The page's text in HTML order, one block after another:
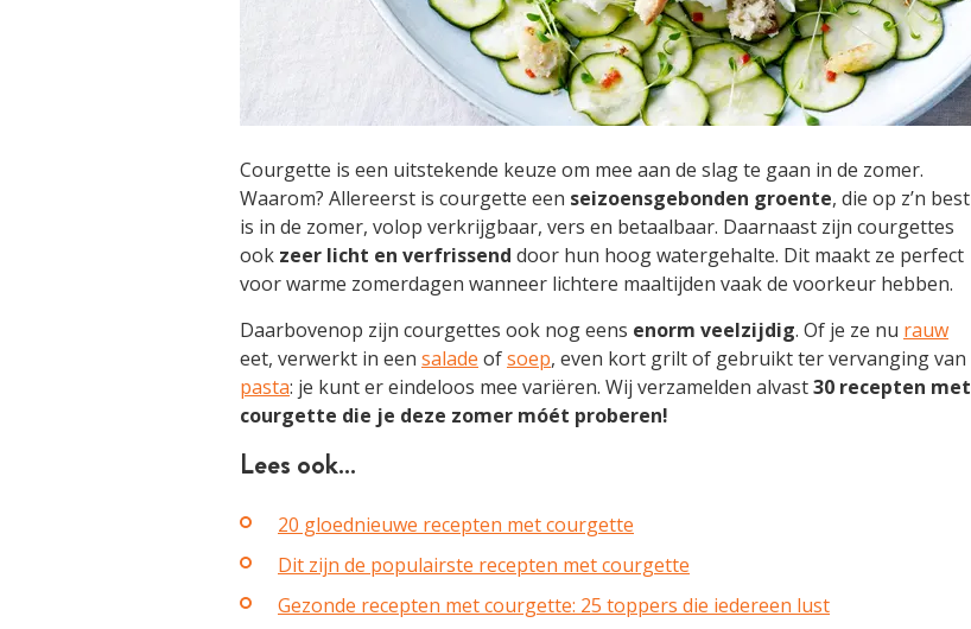
Courgette is een uitstekende keuze om mee aan de slag te gaan in de zomer.
Waarom? Allereerst is courgette een seizoensgebonden groente, die op z’n best
is in de zomer, volop verkrijgbaar, vers en betaalbaar. Daarnaast zijn courgettes
ook zeer licht en verfrissend door hun hoog watergehalte. Dit maakt ze perfect
voor warme zomerdagen wanneer lichtere maaltijden vaak de voorkeur hebben.
Daarbovenop zijn courgettes ook nog eens enorm veelzijdig. Of je ze nu rauw
eet, verwerkt in een salade ofsoep, even kort grilt of gebruikt ter vervanging van
pasta: je kunt er eindeloos mee variëren. Wij verzamelden alvast30 recepten met
courgette die je deze zomer móét proberen!
Lees ook…
20 gloednieuwe recepten met courgette
Dit zijn de populairste recepten met courgette
Gezonde recepten met courgette: 25 toppers die iedereen lust